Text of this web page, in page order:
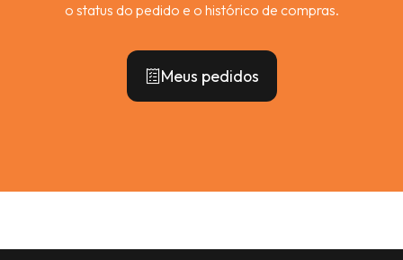
o status do pedido e o histórico de compras.
Meus pedidos